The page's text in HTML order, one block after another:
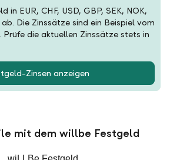
in EUR, CHF, USD, GBP, SEK, NOK,
Die Zinssätze sind ein Beispiel vom
die aktuellen Zinssätze stets in
Zinsen anzeigen
mit dem willbe Festgeld